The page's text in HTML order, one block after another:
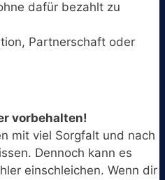
dafür bezahlt zu
Partnerschaft oder
vorbehalten!
mit viel Sorgfalt und nach
Dennoch kann es
einschleichen. Wenn dir